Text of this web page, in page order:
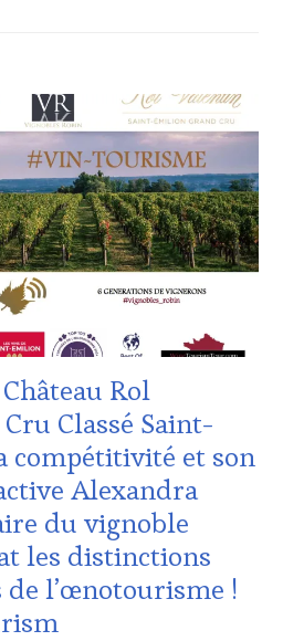
Rol
Classé Saint-
compétitivité et son
Alexandra
du vignoble
les distinctions
l’œnotourisme !